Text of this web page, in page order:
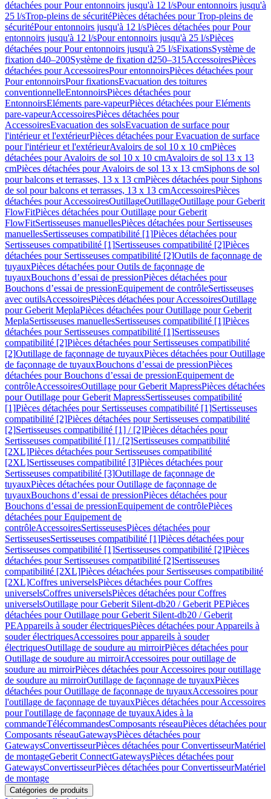
détachées pour Pour entonnoirs jusqu'à 12 l/sPour entonnoirs jusqu'à
25 l/sTrop-pleins de sécuritéPièces détachées pour Trop-pleins de
sécuritéPour entonnoirs jusqu'à 12 l/sPièces détachées pour Pour
entonnoirs jusqu'à 12 l/sPour entonnoirs jusqu'à 25 l/sPièces
détachées pour Pour entonnoirs jusqu'à 25 l/sFixationsSystème de
fixation d40–200Système de fixation d250–315AccessoiresPièces
détachées pour AccessoiresPour entonnoirsPièces détachées pour
Pour entonnoirsPour fixationsEvacuation des toitures
conventionnelleEntonnoirsPièces détachées pour
EntonnoirsEléments pare-vapeurPièces détachées pour Eléments
pare-vapeurAccessoiresPièces détachées pour
AccessoiresEvacuation des solsEvacuation de surface pour
l'intérieur et l'extérieurPièces détachées pour Evacuation de surface
pour l'intérieur et l'extérieurAvaloirs de sol 10 x 10 cmPièces
détachées pour Avaloirs de sol 10 x 10 cmAvaloirs de sol 13 x 13
cmPièces détachées pour Avaloirs de sol 13 x 13 cmSiphons de sol
pour balcons et terrasses, 13 x 13 cmPièces détachées pour Siphons
de sol pour balcons et terrasses, 13 x 13 cmAccessoiresPièces
détachées pour AccessoiresOutillageOutillageOutillage pour Geberit
FlowFitPièces détachées pour Outillage pour Geberit
FlowFitSertisseuses manuellesPièces détachées pour Sertisseuses
manuellesSertisseuses compatibilité [1]Pièces détachées pour
Sertisseuses compatibilité [1]Sertisseuses compatibilité [2]Pièces
détachées pour Sertisseuses compatibilité [2]Outils de façonnage de
tuyauxPièces détachées pour Outils de façonnage de
tuyauxBouchons d’essai de pressionPièces détachées pour
Bouchons d’essai de pressionEquipement de contrôleSertisseuses
avec outilsAccessoiresPièces détachées pour AccessoiresOutillage
pour Geberit MeplaPièces détachées pour Outillage pour Geberit
MeplaSertisseuses manuellesSertisseuses compatibilité [1]Pièces
détachées pour Sertisseuses compatibilité [1]Sertisseuses
compatibilité [2]Pièces détachées pour Sertisseuses compatibilité
[2]Outillage de façonnage de tuyauxPièces détachées pour Outillage
de façonnage de tuyauxBouchons d’essai de pressionPièces
détachées pour Bouchons d’essai de pressionEquipement de
contrôleAccessoiresOutillage pour Geberit MapressPièces détachées
pour Outillage pour Geberit MapressSertisseuses compatibilité
[1]Pièces détachées pour Sertisseuses compatibilité [1]Sertisseuses
compatibilité [2]Pièces détachées pour Sertisseuses compatibilité
[2]Sertisseuses compatibilité [1] / [2]Pièces détachées pour
Sertisseuses compatibilité [1] / [2]Sertisseuses compatibilité
[2XL]Pièces détachées pour Sertisseuses compatibilité
[2XL]Sertisseuses compatibilité [3]Pièces détachées pour
Sertisseuses compatibilité [3]Outillage de façonnage de
tuyauxPièces détachées pour Outillage de façonnage de
tuyauxBouchons d’essai de pressionPièces détachées pour
Bouchons d’essai de pressionEquipement de contrôlePièces
détachées pour Equipement de
contrôleAccessoiresSertisseusesPièces détachées pour
SertisseusesSertisseuses compatibilité [1]Pièces détachées pour
Sertisseuses compatibilité [1]Sertisseuses compatibilité [2]Pièces
détachées pour Sertisseuses compatibilité [2]Sertisseuses
compatibilité [2XL]Pièces détachées pour Sertisseuses compatibilité
[2XL]Coffres universelsPièces détachées pour Coffres
universelsCoffres universelsPièces détachées pour Coffres
universelsOutillage pour Geberit Silent-db20 / Geberit PEPièces
détachées pour Outillage pour Geberit Silent-db20 / Geberit
PEAppareils à souder électriquesPièces détachées pour Appareils à
souder électriquesAccessoires pour appareils à souder
électriquesOutillage de soudure au mirroirPièces détachées pour
Outillage de soudure au mirroirAccessoires pour outillage de
soudure au mirroirPièces détachées pour Accessoires pour outillage
de soudure au mirroirOutillage de façonnage de tuyauxPièces
détachées pour Outillage de façonnage de tuyauxAccessoires pour
l'outillage de façonnage de tuyauxPièces détachées pour Accessoires
pour l'outillage de façonnage de tuyauxAides à la
commandeTélécommandesComposants réseauPièces détachées pour
Composants réseauGatewaysPièces détachées pour
GatewaysConvertisseurPièces détachées pour ConvertisseurMatériel
de montageGeberit ConnectGatewaysPièces détachées pour
GatewaysConvertisseurPièces détachées pour ConvertisseurMatériel
de montage
Catégories de produits